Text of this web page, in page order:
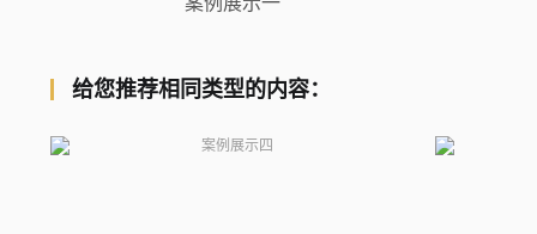
给您推荐相同类型的内容：